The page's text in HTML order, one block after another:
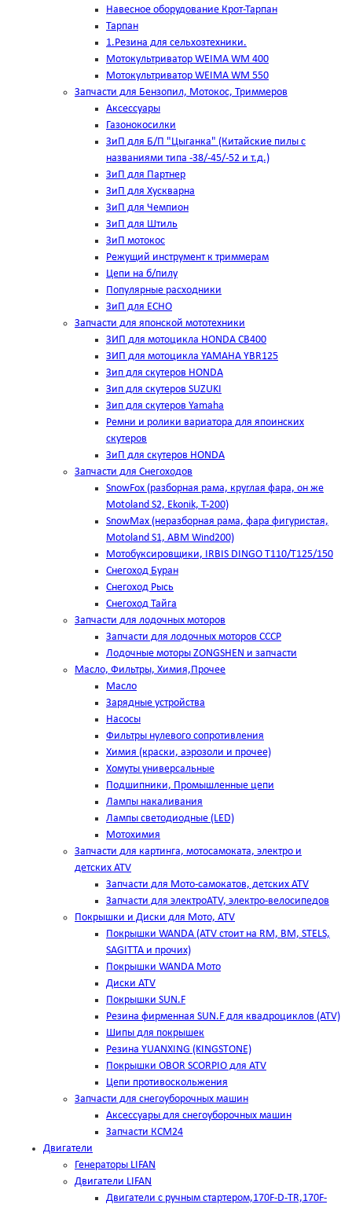
Навесное оборудование Крот-Тарпан
Тарпан
1.Резина для сельхозтехники.
Мотокультриватор WEIMA WM 400
Мотокультриватор WEIMA WM 550
Запчасти для Бензопил, Мотокос, Триммеров
Аксессуары
Газонокосилки
ЗиП для Б/П "Цыганка" (Китайские пилы с
названиями типа -38/-45/-52 и т.д.)
ЗиП для Партнер
ЗиП для Хускварна
ЗиП для Чемпион
ЗиП для Штиль
ЗиП мотокос
Режущий инструмент к триммерам
Цепи на б/пилу
Популярные расходники
ЗиП для ЕСНО
Запчасти для японской мототехники
ЗИП для мотоцикла HONDA CB400
ЗИП для мотоцикла YAMAHA YBR125
Зип для скутеров HONDA
Зип для скутеров SUZUKI
Зип для скутеров Yamaha
Ремни и ролики вариатора для япоинских
скутеров
ЗиП для скутеров HONDA
Запчасти для Снегоходов
SnowFox (разборная рама, круглая фара, он же
Motoland S2, Ekonik, T-200)
SnowMax (неразборная рама, фара фигуристая,
Motoland S1, ABM Wind200)
Мотобуксировщики, IRBIS DINGO Т110/Т125/150
Снегоход Буран
Снегоход Рысь
Снегоход Тайга
Запчасти для лодочных моторов
Запчасти для лодочных моторов СССР
Лодочные моторы ZONGSHEN и запчасти
Масло, Фильтры, Химия,Прочее
Масло
Зарядные устройства
Насосы
Фильтры нулевого сопротивления
Химия (краски, аэрозоли и прочее)
Хомуты универсальные
Подшипники, Промышленные цепи
Лампы накаливания
Лампы светодиодные (LED)
Мотохимия
Запчасти для картинга, мотосамоката, электро и
детских ATV
Запчасти для Мото-самокатов, детских ATV
Запчасти для электроATV, электро-велосипедов
Покрышки и Диски для Мото, ATV
Покрышки WANDA (АТV стоит на RM, BM, STELS,
SAGITTA и прочих)
Покрышки WANDA Мото
Диски ATV
Покрышки SUN.F
Резина фирменная SUN.F для квадроциклов (АТV)
Шипы для покрышек
Резина YUANXING (KINGSTONE)
Покрышки OBOR SCORPIO для ATV
Цепи противоскольжения
Запчасти для снегоуборочных машин
Аксессуары для снегоуборочных машин
Запчасти КСМ24
Двигатели
Генераторы LIFAN
Двигатели LIFAN
Двигатели с ручным стартером,170F-D-TR,170F-